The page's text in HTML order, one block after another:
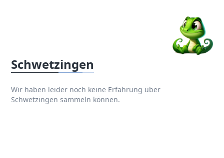
Schwetzingen
Wir haben leider noch keine Erfahrung über
Schwetzingen sammeln können.